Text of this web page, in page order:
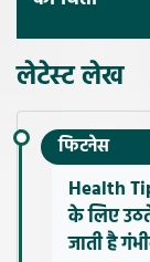
लेटेस्ट लेख
फिटनेस
Health
के लिए
जाती है